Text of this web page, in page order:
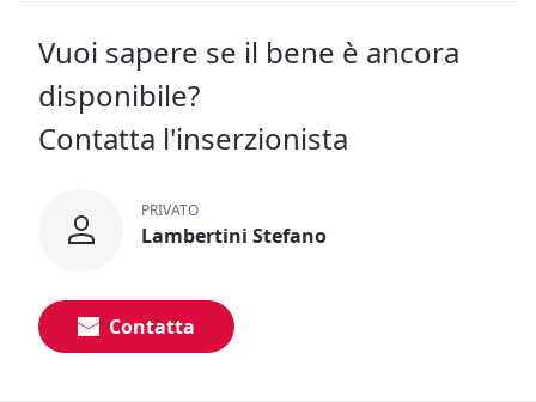
Vuoi sapere se il bene è ancora
disponibile?
Contatta l'inserzionista
PRIVATO
Lambertini Stefano
Contatta